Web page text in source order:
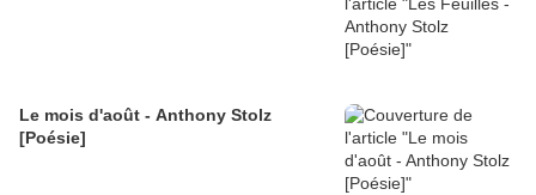
Le mois d'août - Anthony Stolz
[Poésie]